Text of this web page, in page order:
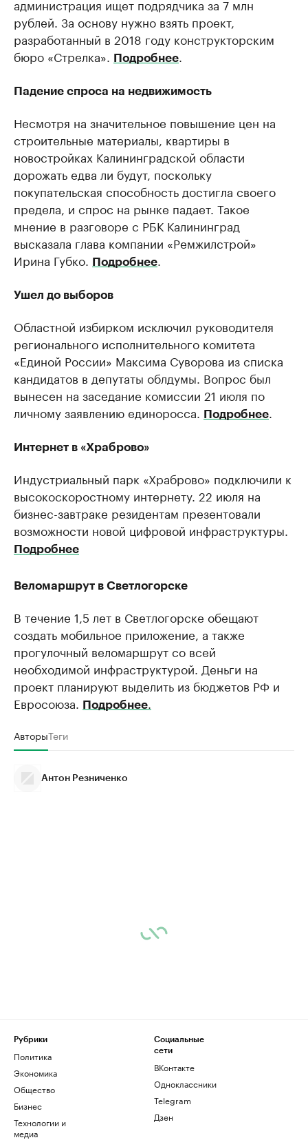
администрация ищет подрядчика за 7 млн
рублей. За основу нужно взять проект,
разработанный в 2018 году конструкторским
бюро «Стрелка».
Подробнее
Падение спроса на недвижимость
Несмотря на значительное повышение цен на
строительные материалы, квартиры в
новостройках Калининградской области
дорожать едва ли будут, поскольку
покупательская способность достигла своего
предела, и спрос на рынке падает. Такое
мнение в разговоре с РБК Калининград
высказала глава компании «Ремжилстрой»
Ирина Губко.
Подробнее
Ушел до выборов
Областной избирком исключил руководителя
регионального исполнительного комитета
«Единой России» Максима Суворова из списка
кандидатов в депутаты облдумы. Вопрос был
вынесен на заседание комиссии 21 июля по
личному заявлению единоросса.
Подробнее
Интернет в «Храброво»
Индустриальный парк «Храброво» подключили к
высокоскоростному интернету. 22 июля на
бизнес-завтраке резидентам презентовали
возможности новой цифровой инфраструктуры.
Подробнее
Веломаршрут в Светлогорске
В течение 1,5 лет в Светлогорске обещают
создать мобильное приложение, а также
прогулочный веломаршрут со всей
необходимой инфраструктурой. Деньги на
проект планируют выделить из бюджетов РФ и
Евросоюза.
Подробнее
АвторыТеги
Антон Резниченко
Рубрики
Политика
Экономика
Общество
Бизнес
Технологии и
медиа
Социальные
сети
ВКонтакте
Одноклассники
Telegram
Дзен